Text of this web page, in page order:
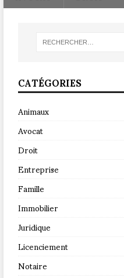
CATÉGORIES
Animaux
Avocat
Droit
Entreprise
Famille
Immobilier
Juridique
Licenciement
Notaire